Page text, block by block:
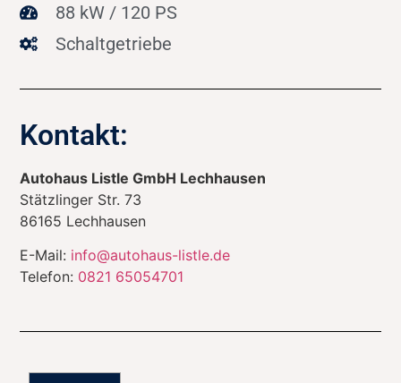
88 kW / 120 PS
Schaltgetriebe
Kontakt:
Autohaus Listle GmbH Lechhausen
Stätzlinger Str. 73
86165 Lechhausen
E-Mail: info@autohaus-listle.de
Telefon: 0821 65054701